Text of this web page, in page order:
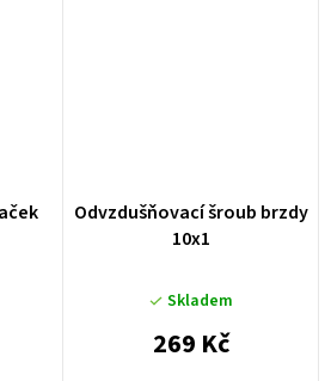
Odvzdušňovací šroub brzdy
10x1
Skladem
269 Kč